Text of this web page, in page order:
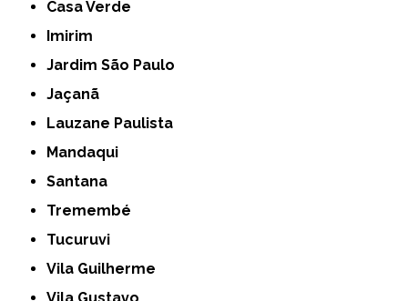
Casa Verde
Imirim
Jardim São Paulo
Jaçanã
Lauzane Paulista
Mandaqui
Santana
Tremembé
Tucuruvi
Vila Guilherme